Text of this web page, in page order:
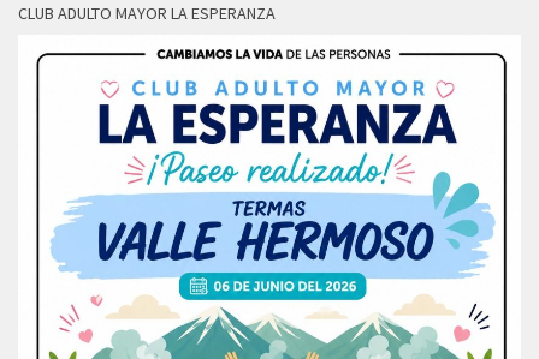
CLUB ADULTO MAYOR LA ESPERANZA